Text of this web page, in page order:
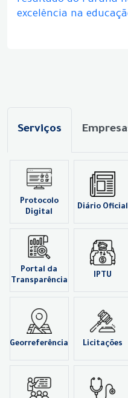
excelência na
Serviços
Protocolo
Digital
Diário Oficial
Portal da
Transparência
IPTU
Georreferência Licitações